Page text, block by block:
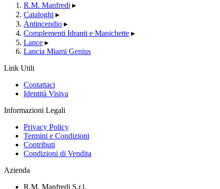
R.M. Manfredi ▸
Cataloghi ▸
Antincendio ▸
Complementi Idranti e Manichette ▸
Lance ▸
Lancia Miami Genius
Link Utili
Contattaci
Identità Visiva
Informazioni Legali
Privacy Policy
Termini e Condizioni
Contributi
Condizioni di Vendita
Azienda
R.M. Manfredi S.r.l.